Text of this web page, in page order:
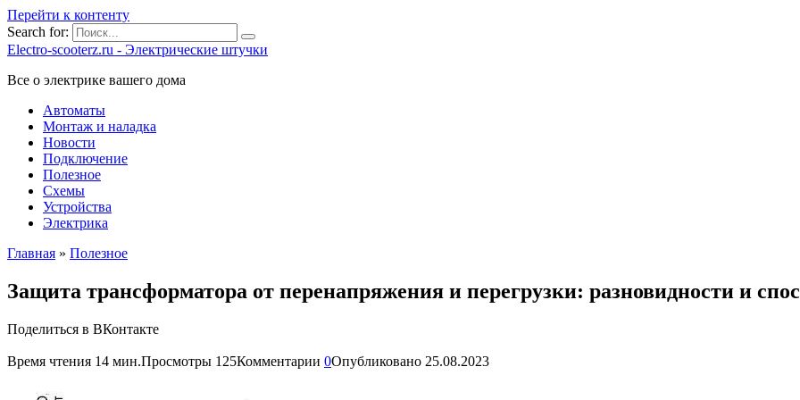
Перейти к контенту
Search for:
Electro-scooterz.ru - Электрические штучки
Все о электрике вашего дома
Автоматы
Монтаж и наладка
Новости
Подключение
Полезное
Схемы
Устройства
Электрика
Главная » Полезное
Защита трансформатора от перенапряжения и перегрузки: разновидности и
Поделиться в ВКонтакте
Время чтения 14 мин.Просмотры 125Комментарии 0Опубликовано 25.08.2023